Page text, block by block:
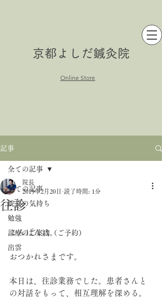
京都よしだ鍼灸院
Online Store
記事
全ての記事
院長の気持ち
勉強
診療のご案内（ご予約）
出雲
全ての記事
往診
院長
2019年2月20日 読了時間: 1分
こんばんは。
おつかれさまです。
本日は、往診業務でした。患者さんと
の対話をもって、相互理解を深める。